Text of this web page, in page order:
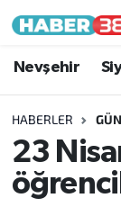
Nevşehir
HABERLER
23
Nöbetçi
Hava
Trafik